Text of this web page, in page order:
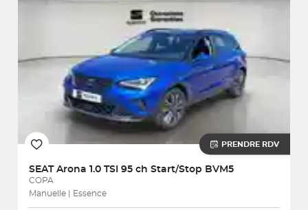
PRENDRE RDV
SEAT Arona 1.0 TSI 95 ch Start/Stop BVM5
COPA
Manuelle | Essence